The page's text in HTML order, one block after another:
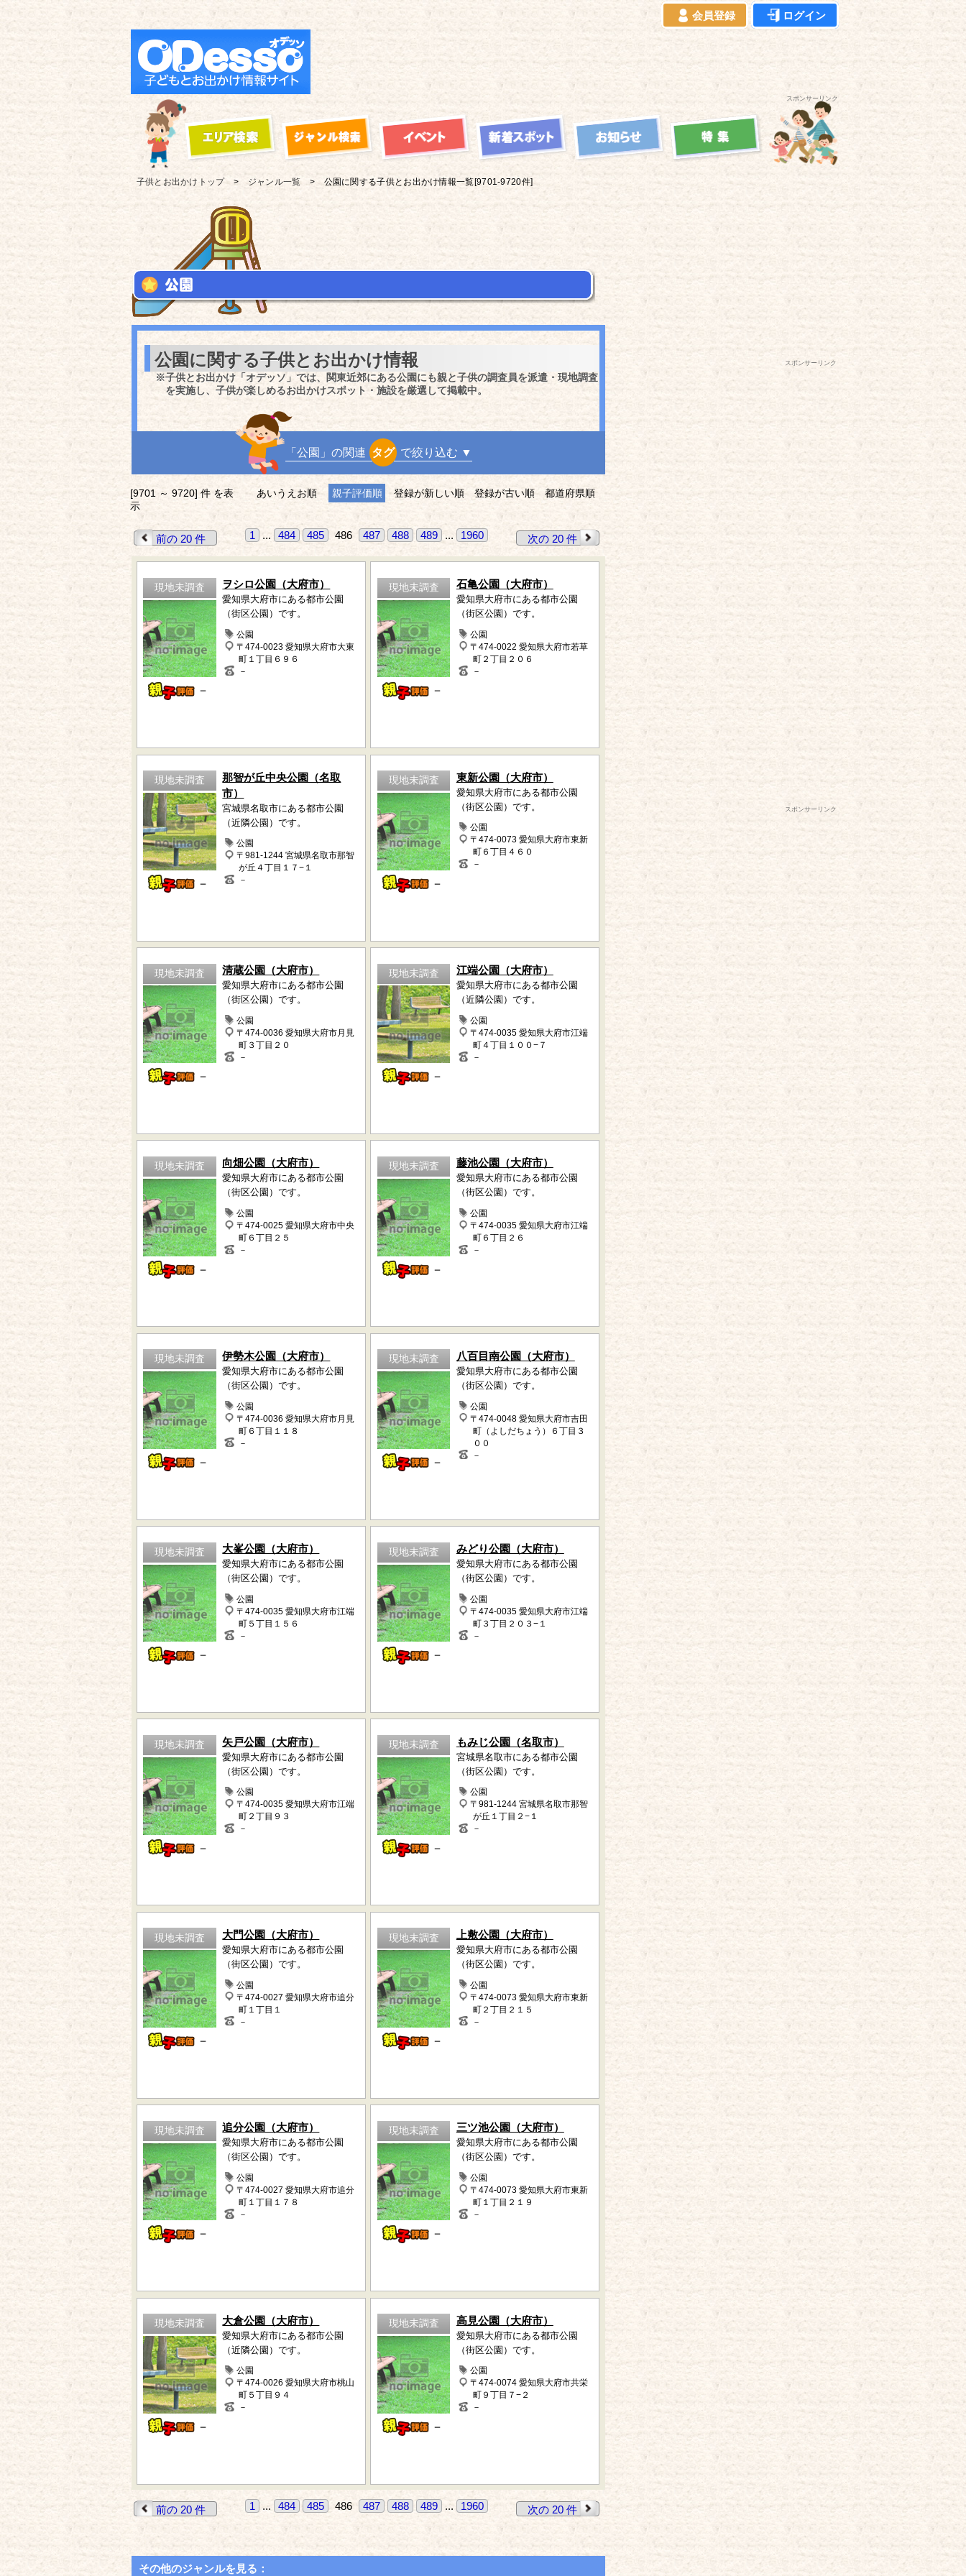
会員登録 ログイン
スポンサーリンク
子供とお出かけ トップ ジャンル一覧 公園に関する子供とお出かけ情報一覧[9701-9720件]
公園に関する子供とお出かけ情報
※子供とお出かけ「オデッソ」では、関東近郊にある公園にも親と子供の調査員を派遣・現地調査
を実施し、子供が楽しめるお出かけスポット・施設を厳選して掲載中。
「公園」の関連 タグ で絞り込む ▼
[9701 ～ 9720] 件 を表
示
あいうえお順 親子評価順 登録が新しい順 登録が古い順 都道府県順
前の 20 件 1 ... 484 485 486 487 488 489 ... 1960 次の 20 件
現地未調査
－
ヲシロ公園（大府市）
愛知県大府市にある都市公園
（街区公園）です。
公園
〒474-0023 愛知県大府市大東
町１丁目６９６
－
現地未調査
－
石亀公園（大府市）
愛知県大府市にある都市公園
（街区公園）です。
公園
〒474-0022 愛知県大府市若草
町２丁目２０６
－
現地未調査
－
那智が丘中央公園（名取
市）
宮城県名取市にある都市公園
（近隣公園）です。
公園
〒981-1244 宮城県名取市那智
が丘４丁目１７−１
－
現地未調査
－
東新公園（大府市）
愛知県大府市にある都市公園
（街区公園）です。
公園
〒474-0073 愛知県大府市東新
町６丁目４６０
－
現地未調査
－
清蔵公園（大府市）
愛知県大府市にある都市公園
（街区公園）です。
公園
〒474-0036 愛知県大府市月見
町３丁目２０
－
現地未調査
－
江端公園（大府市）
愛知県大府市にある都市公園
（近隣公園）です。
公園
〒474-0035 愛知県大府市江端
町４丁目１００−７
－
現地未調査
－
向畑公園（大府市）
愛知県大府市にある都市公園
（街区公園）です。
公園
〒474-0025 愛知県大府市中央
町６丁目２５
－
現地未調査
－
藤池公園（大府市）
愛知県大府市にある都市公園
（街区公園）です。
公園
〒474-0035 愛知県大府市江端
町６丁目２６
－
現地未調査
－
伊勢木公園（大府市）
愛知県大府市にある都市公園
（街区公園）です。
公園
〒474-0036 愛知県大府市月見
町６丁目１１８
－
現地未調査
－
八百目南公園（大府市）
愛知県大府市にある都市公園
（街区公園）です。
公園
〒474-0048 愛知県大府市吉田
町（よしだちょう）６丁目３
００
－
現地未調査
－
大峯公園（大府市）
愛知県大府市にある都市公園
（街区公園）です。
公園
〒474-0035 愛知県大府市江端
町５丁目１５６
－
現地未調査
－
みどり公園（大府市）
愛知県大府市にある都市公園
（街区公園）です。
公園
〒474-0035 愛知県大府市江端
町３丁目２０３−１
－
現地未調査
－
矢戸公園（大府市）
愛知県大府市にある都市公園
（街区公園）です。
公園
〒474-0035 愛知県大府市江端
町２丁目９３
－
現地未調査
－
もみじ公園（名取市）
宮城県名取市にある都市公園
（街区公園）です。
公園
〒981-1244 宮城県名取市那智
が丘１丁目２−１
－
現地未調査
－
大門公園（大府市）
愛知県大府市にある都市公園
（街区公園）です。
公園
〒474-0027 愛知県大府市追分
町１丁目１
－
現地未調査
－
上敷公園（大府市）
愛知県大府市にある都市公園
（街区公園）です。
公園
〒474-0073 愛知県大府市東新
町２丁目２１５
－
現地未調査
－
追分公園（大府市）
愛知県大府市にある都市公園
（街区公園）です。
公園
〒474-0027 愛知県大府市追分
町１丁目１７８
－
現地未調査
－
三ツ池公園（大府市）
愛知県大府市にある都市公園
（街区公園）です。
公園
〒474-0073 愛知県大府市東新
町１丁目２１９
－
現地未調査
－
大倉公園（大府市）
愛知県大府市にある都市公園
（近隣公園）です。
公園
〒474-0026 愛知県大府市桃山
町５丁目９４
－
現地未調査
－
高見公園（大府市）
愛知県大府市にある都市公園
（街区公園）です。
公園
〒474-0074 愛知県大府市共栄
町９丁目７−２
－
前の 20 件 1 ... 484 485 486 487 488 489 ... 1960 次の 20 件
その他のジャンルを見る：
スポンサーリンク
スポンサーリンク